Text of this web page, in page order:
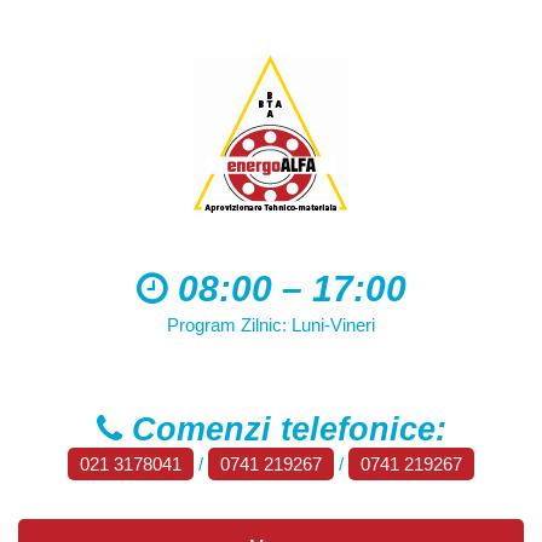
08:00 – 17:00
Program Zilnic: Luni-Vineri
Comenzi telefonice:
021 3178041 / 0741 219267 / 0741 219267